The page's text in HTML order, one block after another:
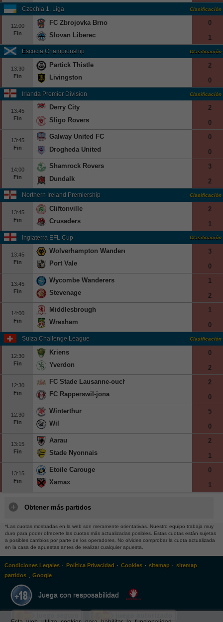
Czechia 1. Liga Clasificación
12:00
Fin
FC Zbrojovka Brno
Slovan Liberec
0
1
Escocia Championship Clasificación
13:30
Fin
Partick Thistle
Livingston
2
0
Irlanda Premier Division Clasificación
13:45
Fin
Derry City
Sligo Rovers
2
0
13:45
Fin
Galway United FC
Drogheda United
0
0
14:00
Fin
Shamrock Rovers
Dundalk
3
2
Northern Ireland Premiership Clasificación
13:45
Fin
Cliftonville
Crusaders
2
1
Inglaterra EFL Cup Clasificación
13:45
Fin
Wolverhampton Wanderers
Port Vale
3
0
13:45
Fin
Wycombe Wanderers
Stevenage
1
2
14:00
Fin
Middlesbrough
Wrexham
1
0
Suiza Challenge League Clasificación
12:30
Fin
Kriens
Yverdon
0
2
12:30
Fin
FC Stade Lausanne-ouchy
FC Rapperswil-jona
2
0
12:30
Fin
Winterthur
Wil
5
0
13:15
Fin
Aarau
Stade Nyonnais
2
1
13:15
Fin
Etoile Carouge
Xamax
0
1
Obtener más partidos
*Las cuotas mostradas en la web son meramente orientativas. Nuestro equipo trabaja muy
duro para poder ofrecerte las cuotas más actualizadas posibles. Estas cuotas están sujetas
a posibles cambios por parte de los operadores. No olvides comprobar la cuota actualizada
en la casa de apuestas antes de realizar cualquier apuesta.
Condiciones Legales· Política Privacidad · Cookies· sitemap· sitemap
partidos. Google
Juega con resposabilidad